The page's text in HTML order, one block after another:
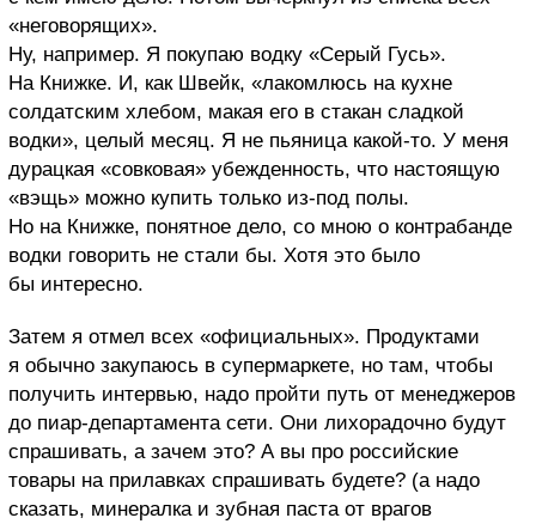
«неговорящих».
Ну, например. Я покупаю водку «Серый Гусь».
На Книжке. И, как Швейк, «лакомлюсь на кухне
солдатским хлебом, макая его в стакан сладкой
водки», целый месяц. Я не пьяница какой-то. У меня
дурацкая «совковая» убежденность, что настоящую
«вэщь» можно купить только из-под полы.
Но на Книжке, понятное дело, со мною о контрабанде
водки говорить не стали бы. Хотя это было
бы интересно.
Затем я отмел всех «официальных». Продуктами
я обычно закупаюсь в супермаркете, но там, чтобы
получить интервью, надо пройти путь от менеджеров
до пиар-департамента сети. Они лихорадочно будут
спрашивать, а зачем это? А вы про российские
товары на прилавках спрашивать будете? (а надо
сказать, минералка и зубная паста от врагов